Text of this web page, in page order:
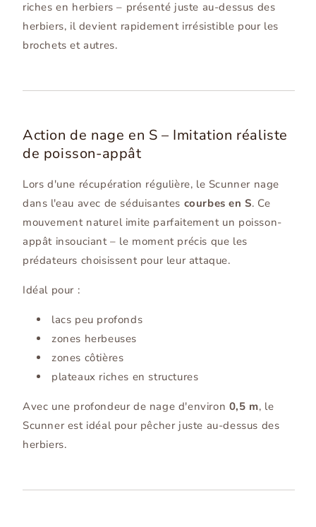
riches en herbiers – présenté juste au-dessus des
herbiers, il devient rapidement irrésistible pour les
brochets et autres.
Action de nage en S – Imitation réaliste
de poisson-appât
Lors d'une récupération régulière, le Scunner nage
dans l'eau avec de séduisantes courbes en S. Ce
mouvement naturel imite parfaitement un poisson-
appât insouciant – le moment précis que les
prédateurs choisissent pour leur attaque.
Idéal pour :
lacs peu profonds
zones herbeuses
zones côtières
plateaux riches en structures
Avec une profondeur de nage d'environ 0,5 m, le
Scunner est idéal pour pêcher juste au-dessus des
herbiers.